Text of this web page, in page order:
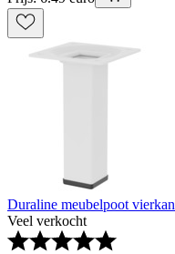
Duraline meubelpoot
Veel verkocht